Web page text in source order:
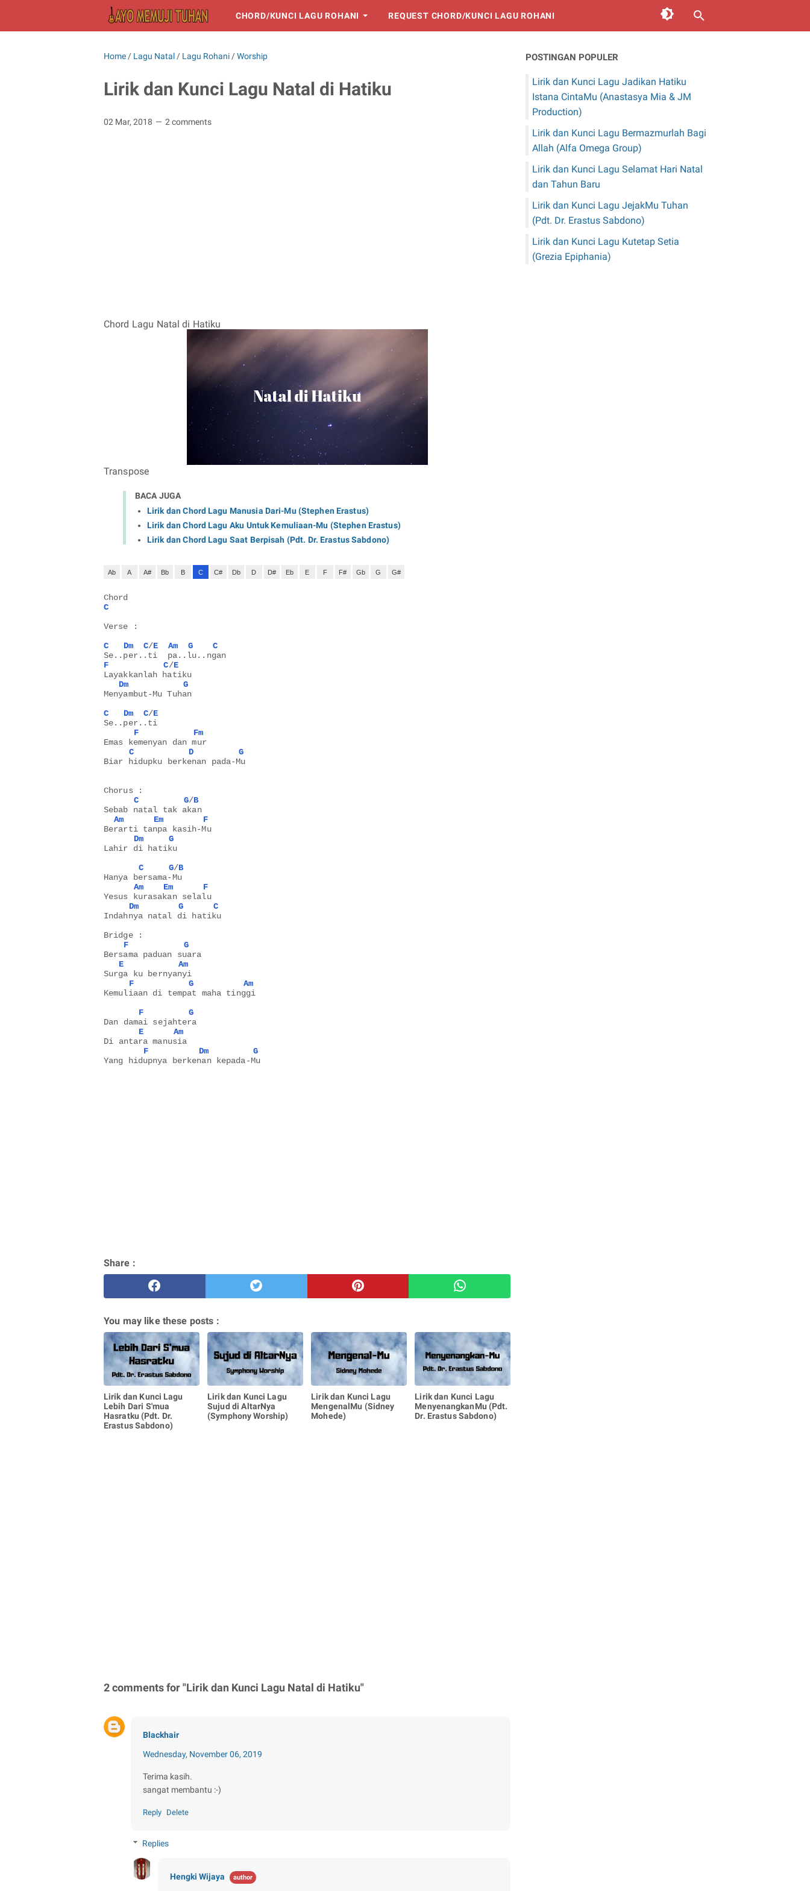
CHORD/KUNCI LAGU ROHANI REQUEST CHORD/KUNCI LAGU ROHANI
Home / Lagu Natal / Lagu Rohani /Worship
Lirik dan Kunci Lagu Natal di Hatiku
02 Mar, 2018 2 comments
Chord Lagu Natal di Hatiku
Transpose
BACA JUGA
Lirik dan Chord Lagu Manusia Dari-Mu (Stephen Erastus)
Lirik dan Chord Lagu Aku Untuk Kemuliaan-Mu (Stephen Erastus)
Lirik dan Chord Lagu Saat Berpisah (Pdt. Dr. Erastus Sabdono)
Ab A A# Bb B C C# Db D D# Eb E F F# Gb G G#
Chord
C
Verse :
C
Dm C/E Am G
C
Se..per..ti  pa..lu..ngan
F
C/E
Layakkanlah hatiku
Dm
G
Menyambut-Mu Tuhan
C
Dm C/E
Se..per..ti
F
Fm
Emas kemenyan dan mur
C
D
G
Biar hidupku berkenan pada-Mu
Chorus :
C
G/B
Sebab natal tak akan
Am
Em
F
Berarti tanpa kasih-Mu
Dm
G
Lahir di hatiku
C
G/B
Hanya bersama-Mu
Am
Em
F
Yesus kurasakan selalu
Dm
G
C
Indahnya natal di hatiku
Bridge :
F
G
Bersama paduan suara
E
Am
Surga ku bernyanyi
F
G
Am
Kemuliaan di tempat maha tinggi
F
G
Dan damai sejahtera
E
Am
Di antara manusia
F
Dm
G
Yang hidupnya berkenan kepada-Mu
Share :
You may like these posts :
Lirik dan Kunci Lagu
Lebih Dari S'mua
Hasratku (Pdt. Dr.
Erastus Sabdono)
Lirik dan Kunci Lagu
Sujud di AltarNya
(Symphony Worship)
Lirik dan Kunci Lagu
MengenalMu (Sidney
Mohede)
Lirik dan Kunci Lagu
MenyenangkanMu (Pdt.
Dr. Erastus Sabdono)
2 comments for "Lirik dan Kunci Lagu Natal di Hatiku"
Blackhair
Wednesday, November 06, 2019
Terima kasih.
sangat membantu :-)
Reply Delete
Replies
Hengki Wijaya
POSTINGAN POPULER
Lirik dan Kunci Lagu Jadikan Hatiku
Istana CintaMu (Anastasya Mia & JM
Production)
Lirik dan Kunci Lagu Bermazmurlah Bagi
Allah (Alfa Omega Group)
Lirik dan Kunci Lagu Selamat Hari Natal
dan Tahun Baru
Lirik dan Kunci Lagu JejakMu Tuhan
(Pdt. Dr. Erastus Sabdono)
Lirik dan Kunci Lagu Kutetap Setia
(Grezia Epiphania)